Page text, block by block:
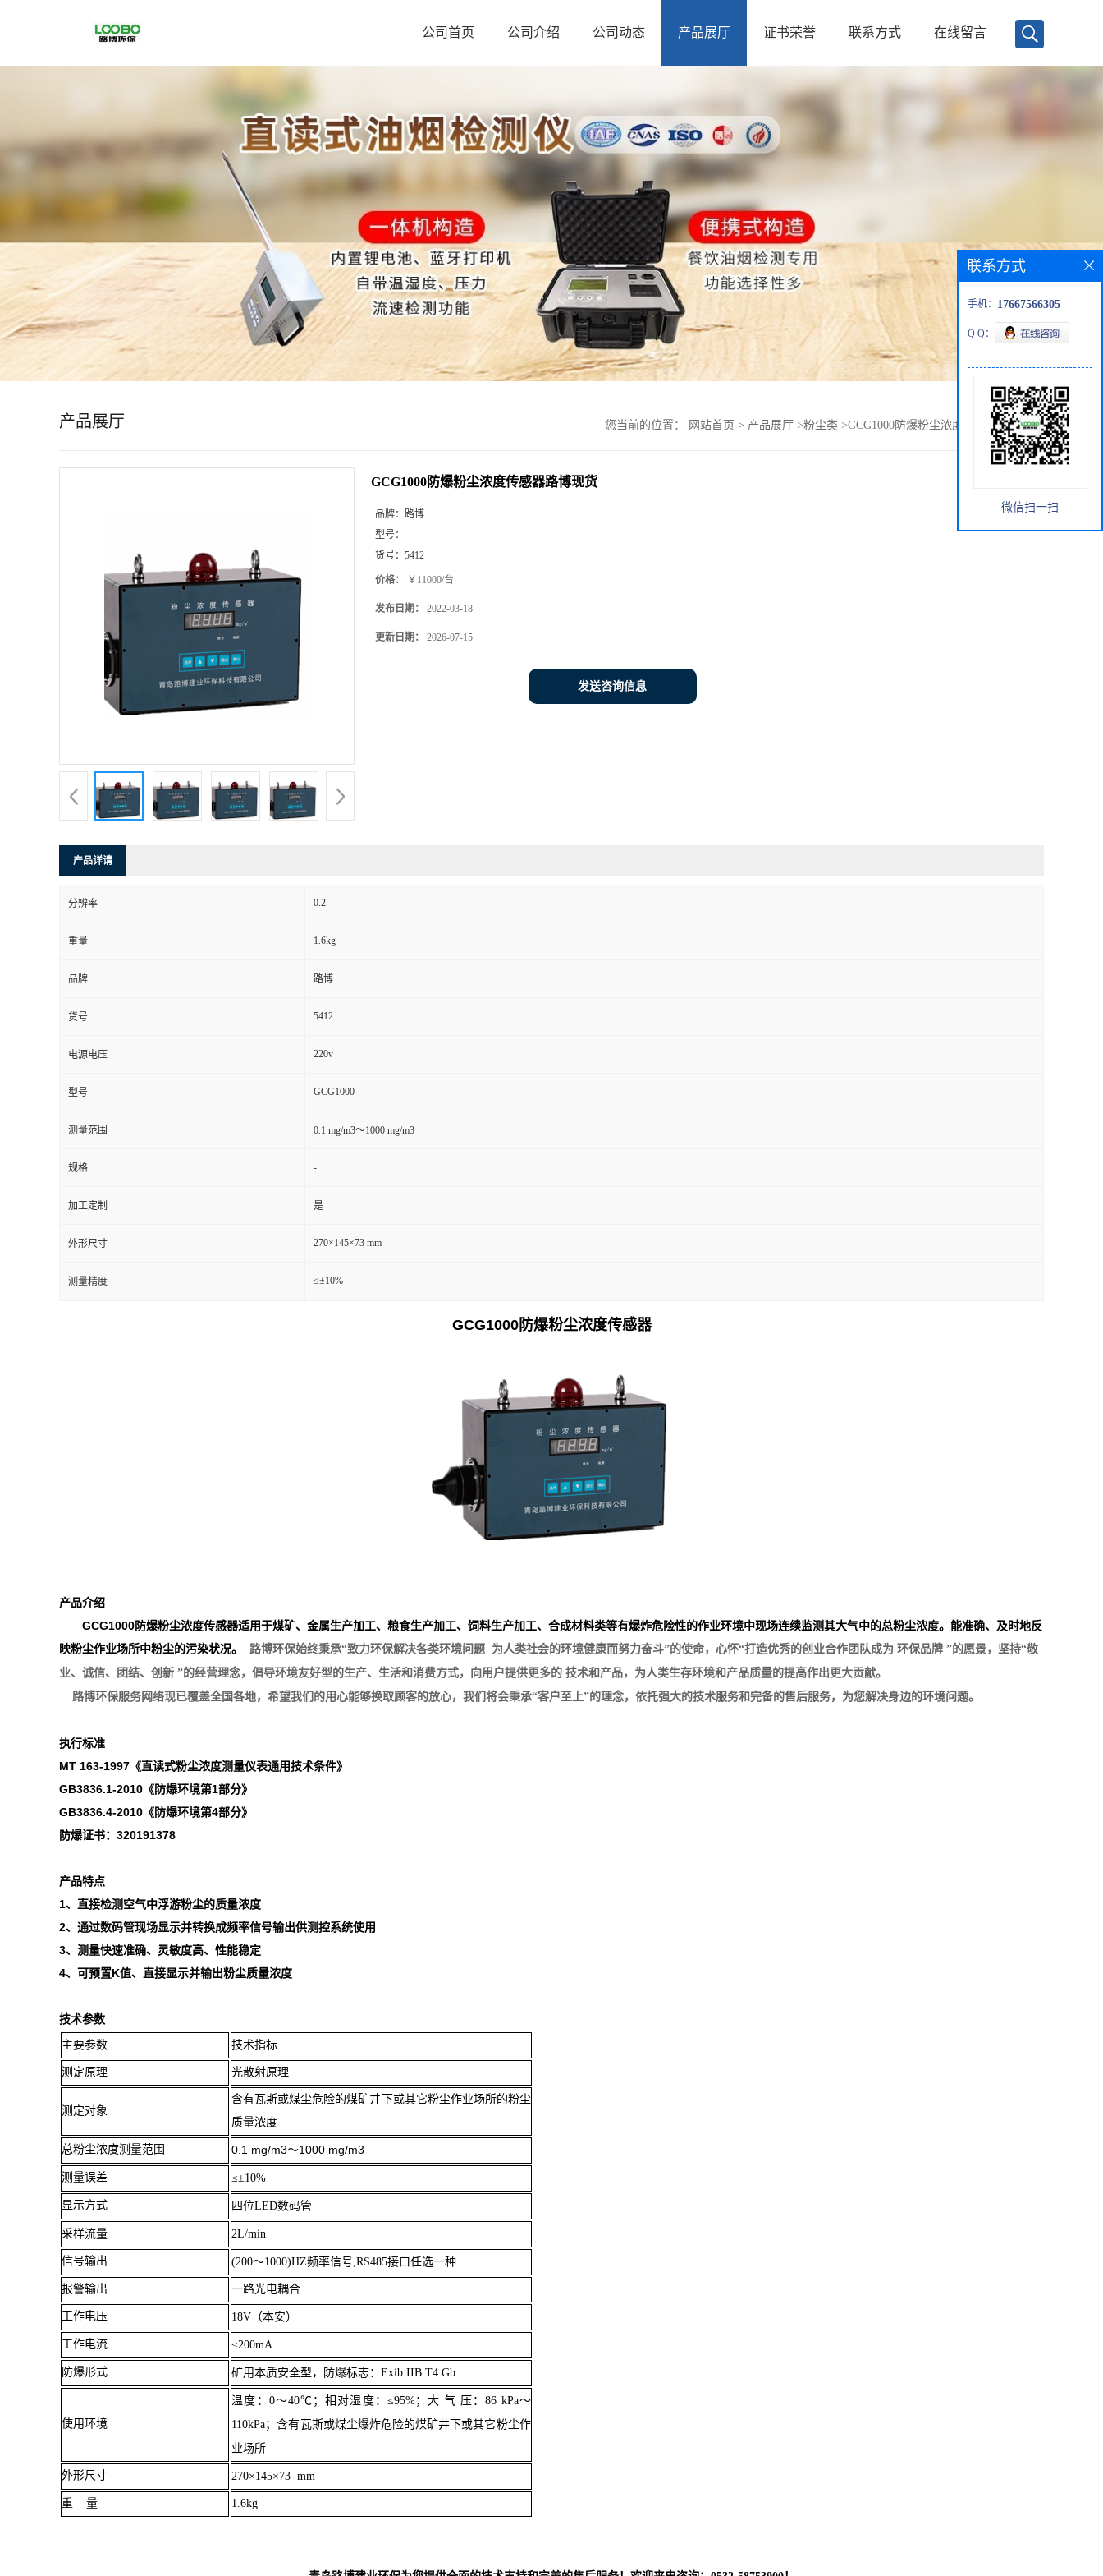
首
公司首页 公司介绍 公司动态 产品展厅 证书荣誉 联系方式 在线留言
产品展厅 您当前的位置： 网站首页 > 产品展厅 >粉尘类 >GCG1000防爆粉尘浓度传感器路博现货
GCG1000防爆粉尘浓度传感器路博现货
品牌： 路博
型号： -
货号： 5412
价格： ￥11000/台
发布日期： 2022-03-18
更新日期： 2026-07-15
发送咨询信息
产品详请
分辨率 0.2
重量 1.6kg
品牌 路博
货号 5412
电源电压 220v
型号 GCG1000
测量范围 0.1 mg/m3～1000 mg/m3
规格 -
加工定制 是
外形尺寸 270×145×73 mm
测量精度 ≤±10%
GCG1000防爆粉尘浓度传感器
产品介绍
GCG1000防爆粉尘浓度传感器适用于煤矿、金属生产加工、粮食生产加工、饲料生产加工、合成材料类等有爆炸危险性的作业环境中现场连续监测其大气中的总粉尘浓度。能准确、及时地反
映粉尘作业场所中粉尘的污染状况。
路博环保始终秉承“致力环保解决各类环境问题 为人类社会的环境健康而努力奋斗”的使命，心怀“打造优秀的创业合作团队成为 环保品牌 ”的愿景，坚持“敬
业、诚信、团结、创新 ”的经营理念，倡导环境友好型的生产、生活和消费方式，向用户提供更多的 技术和产品，为人类生存环境和产品质量的提高作出更大贡献。
路博环保服务网络现已覆盖全国各地，希望我们的用心能够换取顾客的放心，我们将会秉承“客户至上”的理念，依托强大的技术服务和完备的售后服务，为您解决身边的环境问题。
执行标准
MT 163-1997 《直读式粉尘浓度测量仪表通用技术条件》
GB3836.1-2010 《防爆环境第1部分》
GB3836.4-2010 《防爆环境第4部分》
防爆证书：320191378
产品特点
1、直接检测空气中浮游粉尘的质量浓度
2、通过数码管现场显示并转换成频率信号输出供测控系统使用
3、测量快速准确、灵敏度高、性能稳定
4、 可预置K值、直接显示并输出粉尘质量浓度
技术参数
主要参数 技术指标
测定原理 光散射原理
测定对象
含有瓦斯或煤尘危险的煤矿井下或其它粉尘作业场所的粉尘
质量浓度
总粉尘浓度测量范围 0.1 mg/m3～1000 mg/m3
测量误差 ≤±10%
显示方式 四位LED数码管
采样流量 2L/min
信号输出 (200～1000)HZ频率信号,RS485接口任选一种
报警输出 一路光电耦合
工作电压 18V （本安）
工作电流 ≤200mA
防爆形式 矿用本质安全型，防爆标志：Exib IIB T4 Gb
使用环境
温度： 0～40℃ ； 相对湿度：≤95%； 大 气 压：86 kPa～
110kPa；含有瓦斯或煤尘爆炸危险的煤矿井下或其它粉尘作
业场所
外形尺寸 270×145×73 mm
重 量 1.6kg
联系方式
手机： 17667566305
Q Q：
微信扫一扫